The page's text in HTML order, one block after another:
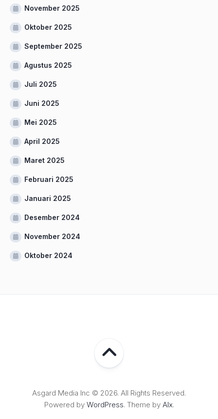
November 2025
Oktober 2025
September 2025
Agustus 2025
Juli 2025
Juni 2025
Mei 2025
April 2025
Maret 2025
Februari 2025
Januari 2025
Desember 2024
November 2024
Oktober 2024
Asgard Media Inc © 2026. All Rights Reserved.
Powered by WordPress. Theme by Alx.